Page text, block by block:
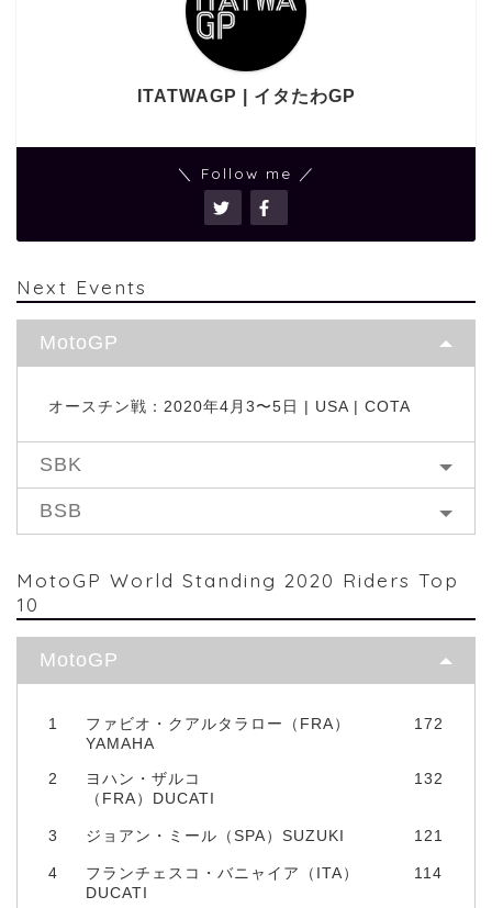
ITATWAGP | イタたわGP
＼ Follow me ／
Next Events
MotoGP
オースチン戦：2020年4月3〜5日 | USA | COTA
SBK
BSB
MotoGP World Standing 2020 Riders Top
10
MotoGP
1
ファビオ・クアルタラロー（FRA）
YAMAHA
172
2
ヨハン・ザルコ
（FRA）DUCATI
132
3 ジョアン・ミール（SPA）SUZUKI 121
4
フランチェスコ・バニャイア（ITA）
DUCATI
114